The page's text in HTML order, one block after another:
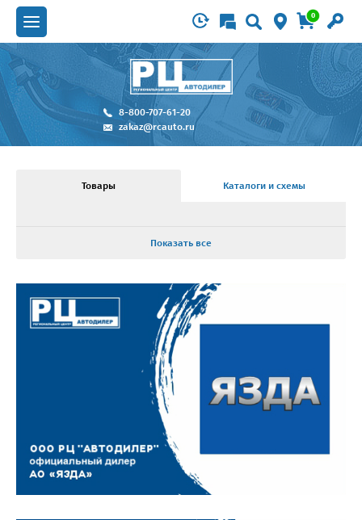
0
8-800-707-61-20
zakaz@rcauto.ru
Товары Каталоги и схемы
Показать все